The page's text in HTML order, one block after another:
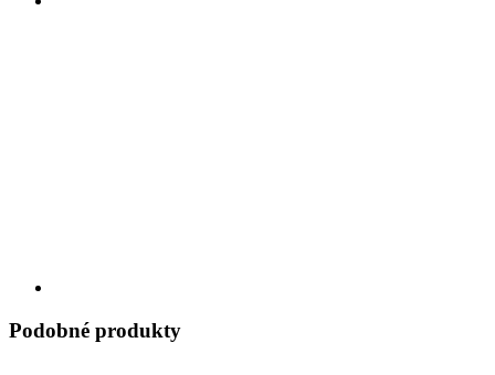
Podobné produkty